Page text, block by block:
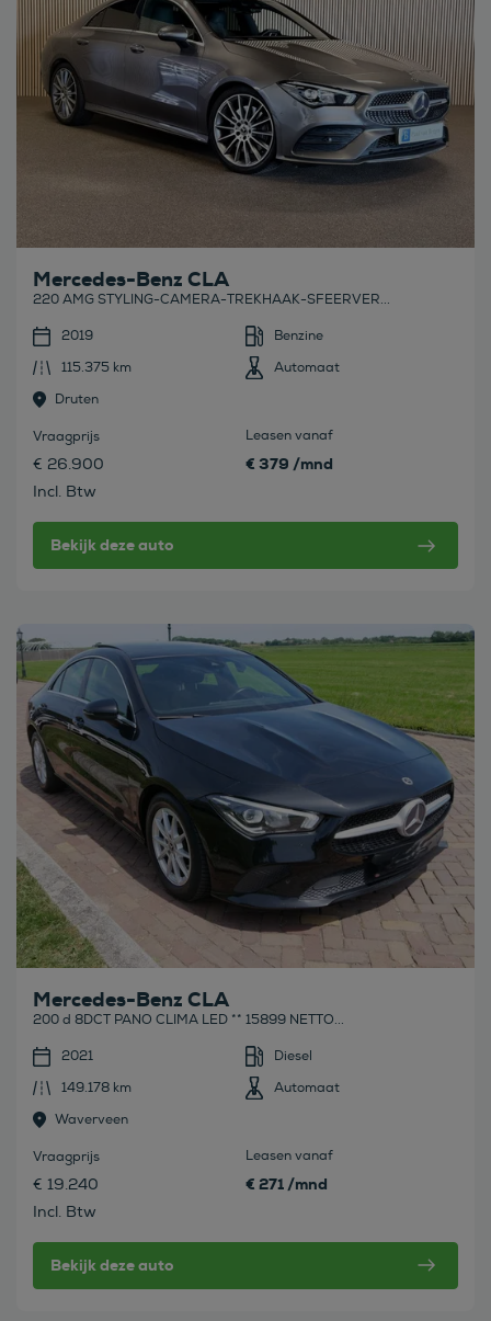
Mercedes-Benz CLA
220 AMG STYLING-CAMERA-TREKHAAK-SFEERVER...
2019
Benzine
115.375 km
Automaat
Druten
Vraagprijs
€ 26.900
Incl. Btw
Leasen vanaf
€ 379 /mnd
Bekijk deze auto
Bekijk deze auto
Mercedes-Benz CLA
200 d 8DCT PANO CLIMA LED ** 15899 NETTO...
2021
Diesel
149.178 km
Automaat
Waverveen
Vraagprijs
€ 19.240
Incl. Btw
Leasen vanaf
€ 271 /mnd
Bekijk deze auto